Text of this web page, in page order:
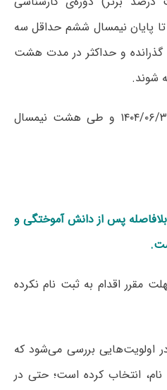
سال ۱۴۰۰) که تا پایان نیمسال ششم حداقل سه
و حداکثر در مدت هشت
شوند.
۶) متقاضی باید حداکثر تا ۱۴۰۴/۰۶/۳۱ و طی هشت نیمسال
پس از دانش آموختگی و
مقرر اقدام به ثبت نام نکرده
اولویت‌هایی بررسی می‌شود که
انتخاب کرده است؛ حتی در